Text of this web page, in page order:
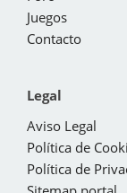
Juegos
Contacto
Legal
Aviso Legal
Política de
Política de